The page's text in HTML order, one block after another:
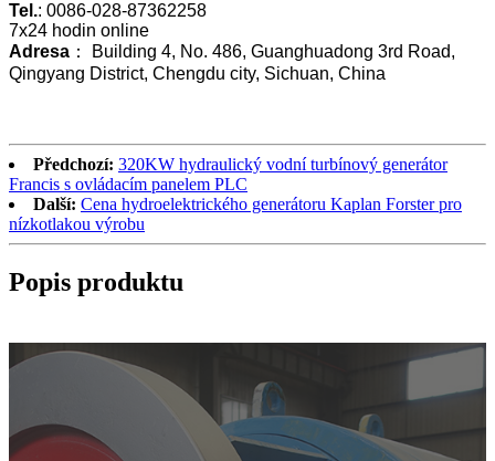
Tel.: 0086-028-87362258
7x24 hodin online
Adresa ： Building 4, No. 486, Guanghuadong 3rd Road,
Qingyang District, Chengdu city, Sichuan, China
Předchozí: 320KW hydraulický vodní turbínový generátor
Francis s ovládacím panelem PLC
Další: Cena hydroelektrického generátoru Kaplan Forster pro
nízkotlakou výrobu
Popis produktu